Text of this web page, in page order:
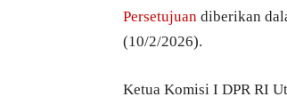
Persetujuan diberikan
(10/2/2026).
Ketua Komisi I DPR RI